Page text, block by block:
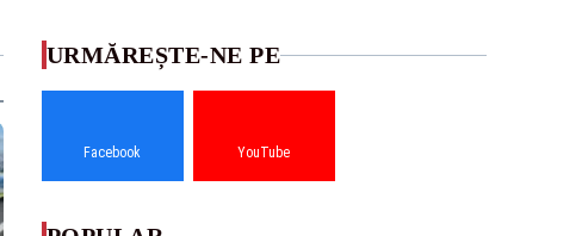
URMĂREȘTE-NE PE
Facebook YouTube